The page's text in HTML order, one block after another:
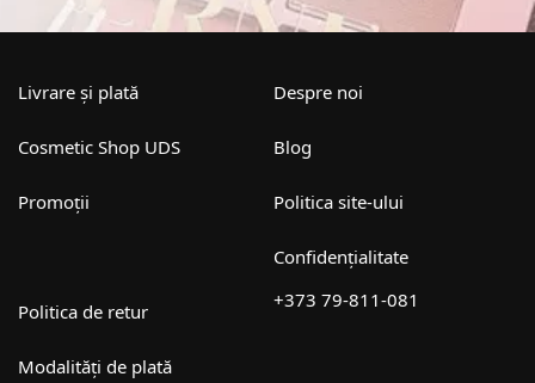
Livrare și plată
Cosmetic Shop UDS
Promoții
Despre noi
Blog
Politica site-ului
Confidențialitate
Politica de retur
Modalități de plată
+373 79-811-081